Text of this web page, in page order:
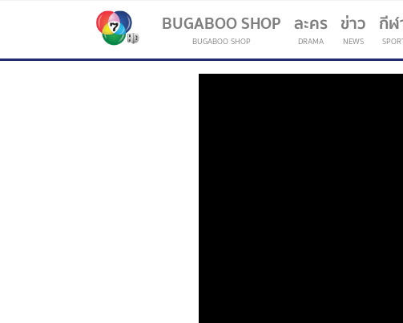
BUGABOO SHOP
BUGABOO SHOP
ละคร
DRAMA
ข่าว
NEWS
กีฬ